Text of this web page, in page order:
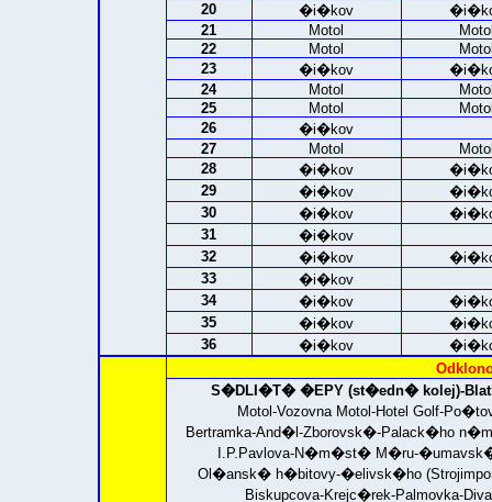
20
�i�kov
21
Motol
22
Motol
23
�i�kov
24
Motol
25
Motol
26
�i�kov
27
Motol
28
�i�kov
29
�i�kov
30
�i�kov
31
�i�kov
32
�i�kov
33
�i�kov
34
�i�kov
35
�i�kov
36
�i�kov
S�DLI�T� �EPY (st�edn� kolej)-
Motol-Vozovna Motol-Hotel Golf-
Bertramka-And�l-Zborovsk�-Palack�ho
I.P.Pavlova-N�m�st� M�ru-
Ol�ansk� h�bitovy-�elivsk�ho
Biskupcova-Krejc�rek-Palmovka-